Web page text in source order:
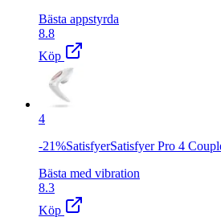
Bästa appstyrda
8.8
Köp
4
-21%SatisfyerSatisfyer Pro 4
Bästa med vibration
8.3
Köp